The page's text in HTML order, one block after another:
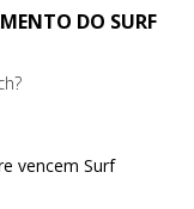
DO SURF